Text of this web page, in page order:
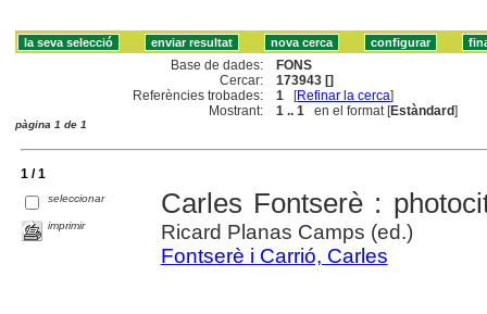
Base de dades:
FONS
Cercar:
173943 []
Referències trobades:
1 [Refinar la cerca]
Mostrant:
1 .. 1 en el format [Estàndard]
pàgina 1 de 1
1 / 1
seleccionar
imprimir
Carles Fontserè :
Ricard Planas Camps (ed.)
Fontserè i Carrió, Carles